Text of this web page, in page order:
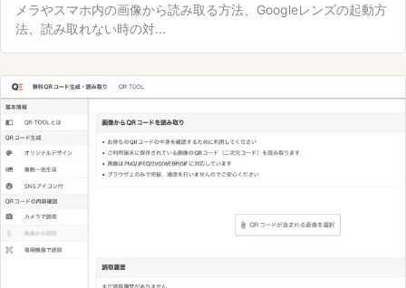
メラやスマホ内の画像から読み取る方法、Googleレンズの起動方
法、読み取れない時の対...